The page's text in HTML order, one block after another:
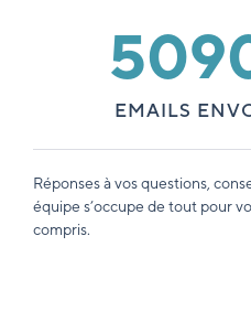
EMAILS
Réponses à vos questions,
équipe s’occupe de tout pour
compris.